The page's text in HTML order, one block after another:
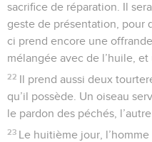
sacrifice de réparation. Il
geste de présentation, pour
ci prend encore une
mélangée avec de l’huile, et
22 Il prend aussi deux
qu’il possède. Un oiseau
le pardon des péchés,
23 Le huitième jour,